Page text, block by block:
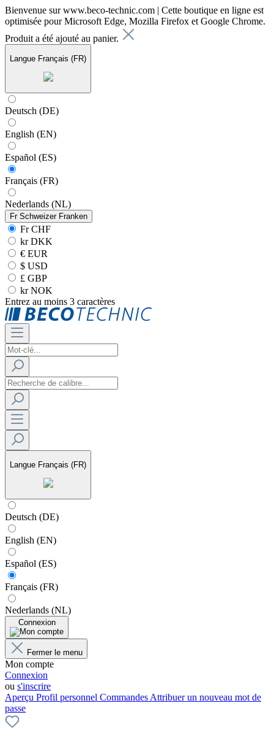
Bienvenue sur www.beco-technic.com | Cette boutique en ligne est
optimisée pour Microsoft Edge, Mozilla Firefox et Google Chrome.
Produit a été ajouté au panier.
Langue Français (FR)
Deutsch (DE)
English (EN)
Español (ES)
Français (FR)
Nederlands (NL)
Fr Schweizer Franken
Fr CHF
kr DKK
€ EUR
$ USD
£ GBP
kr NOK
Entrez au moins 3 caractères
Langue Français (FR)
Deutsch (DE)
English (EN)
Español (ES)
Français (FR)
Nederlands (NL)
Connexion
Fermer le menu
Mon compte
Connexion
ou s'inscrire
Aperçu Profil personnel Commandes Attribuer un nouveau mot de
passe